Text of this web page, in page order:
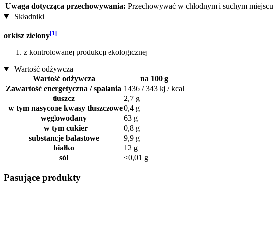
Uwaga dotycząca przechowywania: Przechowywać w chłodnym i suchym miejscu
Składniki
orkisz zielony[1]
z kontrolowanej produkcji ekologicznej
Wartość odżywcza
Wartość odżywcza
na 100 g
Zawartość energetyczna / spalania 1436 / 343 kj / kcal
tłuszcz
2,7 g
w tym nasycone kwasy tłuszczowe0,4 g
węglowodany
63 g
w tym cukier
0,8 g
substancje balastowe
9,9 g
białko
12 g
sól
<0,01 g
Pasujące produkty